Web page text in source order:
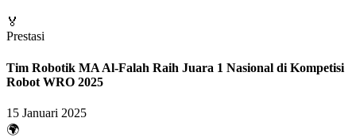
🏅
Prestasi
Tim Robotik MA Al-Falah Raih Juara 1 Nasional di Kompetisi
Robot WRO 2025
15 Januari 2025
🌍